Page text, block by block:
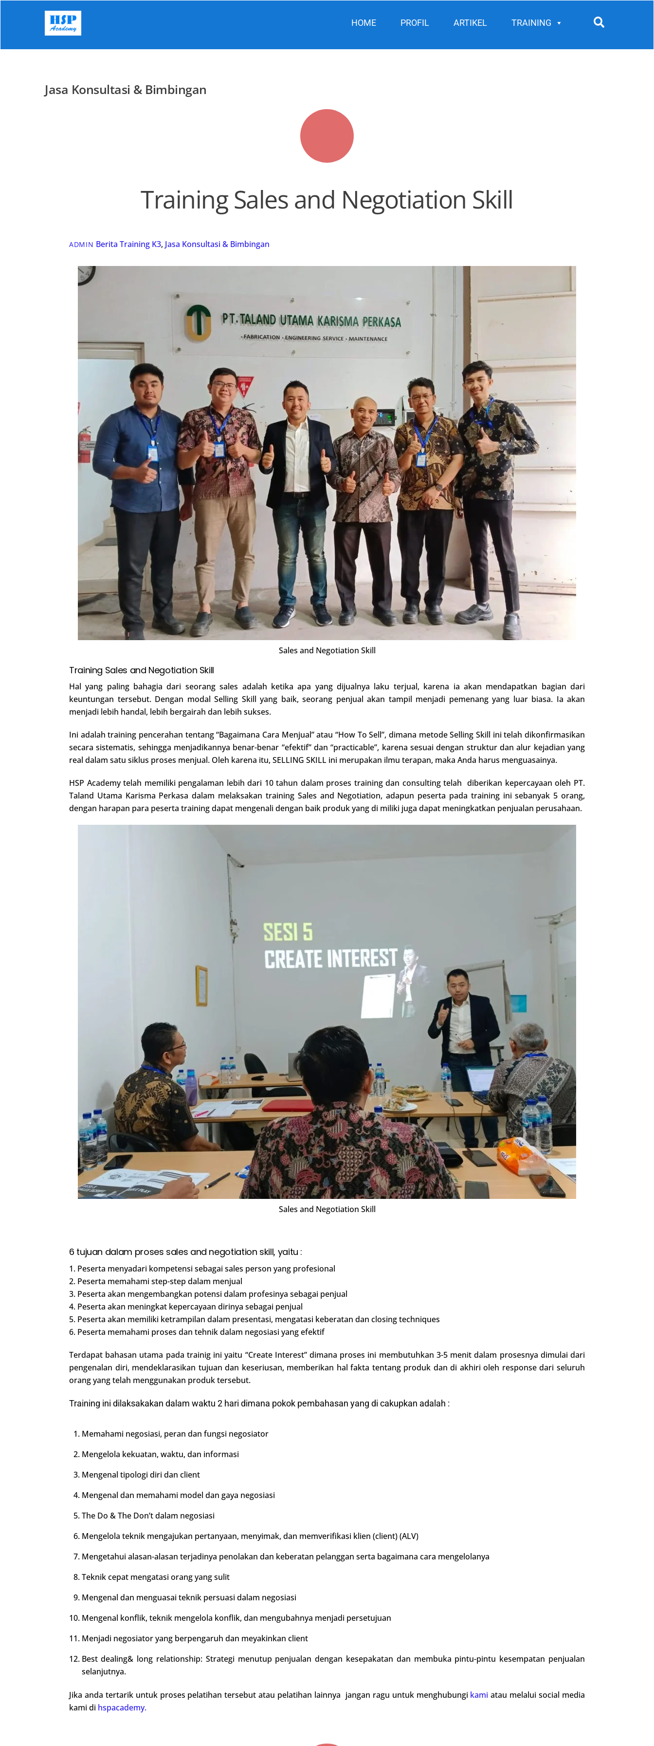
HOME PROFIL ARTIKEL TRAINING
Jasa Konsultasi & Bimbingan
Training Sales and Negotiation Skill
ADMIN Berita Training K3, Jasa Konsultasi & Bimbingan
Sales and Negotiation Skill
Training Sales and Negotiation Skill
Hal yang paling bahagia dari seorang sales adalah ketika apa yang dijualnya laku terjual, karena ia akan mendapatkan bagian dari
keuntungan tersebut. Dengan modal Selling Skill yang baik, seorang penjual akan tampil menjadi pemenang yang luar biasa. Ia akan
menjadi lebih handal, lebih bergairah dan lebih sukses.
Ini adalah training pencerahan tentang “Bagaimana Cara Menjual” atau “How To Sell”, dimana metode Selling Skill ini telah dikonfirmasikan
secara sistematis, sehingga menjadikannya benar-benar “efektif” dan “practicable”, karena sesuai dengan struktur dan alur kejadian yang
real dalam satu siklus proses menjual. Oleh karena itu, SELLING SKILL ini merupakan ilmu terapan, maka Anda harus menguasainya.
HSP Academy telah memiliki pengalaman lebih dari 10 tahun dalam proses training dan consulting telah diberikan kepercayaan oleh PT.
Taland Utama Karisma Perkasa dalam melaksakan training Sales and Negotiation, adapun peserta pada training ini sebanyak 5 orang,
dengan harapan para peserta training dapat mengenali dengan baik produk yang di miliki juga dapat meningkatkan penjualan perusahaan.
Sales and Negotiation Skill
6 tujuan dalam proses sales and negotiation skill, yaitu :
1. Peserta menyadari kompetensi sebagai sales person yang profesional
2. Peserta memahami step-step dalam menjual
3. Peserta akan mengembangkan potensi dalam profesinya sebagai penjual
4. Peserta akan meningkat kepercayaan dirinya sebagai penjual
5. Peserta akan memiliki ketrampilan dalam presentasi, mengatasi keberatan dan closing techniques
6. Peserta memahami proses dan tehnik dalam negosiasi yang efektif
Terdapat bahasan utama pada trainig ini yaitu “Create Interest” dimana proses ini membutuhkan 3-5 menit dalam prosesnya dimulai dari
pengenalan diri, mendeklarasikan tujuan dan keseriusan, memberikan hal fakta tentang produk dan di akhiri oleh response dari seluruh
orang yang telah menggunakan produk tersebut.
Training ini dilaksakakan dalam waktu 2 hari dimana pokok pembahasan yang di cakupkan adalah :
Memahami negosiasi, peran dan fungsi negosiator
Mengelola kekuatan, waktu, dan informasi
Mengenal tipologi diri dan client
Mengenal dan memahami model dan gaya negosiasi
The Do & The Don’t dalam negosiasi
Mengelola teknik mengajukan pertanyaan, menyimak, dan memverifikasi klien (client) (ALV)
Mengetahui alasan-alasan terjadinya penolakan dan keberatan pelanggan serta bagaimana cara mengelolanya
Teknik cepat mengatasi orang yang sulit
Mengenal dan menguasai teknik persuasi dalam negosiasi
Mengenal konflik, teknik mengelola konflik, dan mengubahnya menjadi persetujuan
Menjadi negosiator yang berpengaruh dan meyakinkan client
Best dealing& long relationship: Strategi menutup penjualan dengan kesepakatan dan membuka pintu-pintu kesempatan penjualan
selanjutnya.
Jika anda tertarik untuk proses pelatihan tersebut atau pelatihan lainnya jangan ragu untuk menghubungi kami atau melalui social media
kami di hspacademy.